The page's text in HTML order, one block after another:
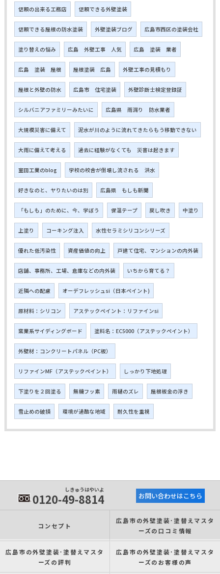
信頼の出来る工務店 信頼できる外壁塗装
信頼できる屋根の防水塗装 外壁塗装ブログ 広島市西区の塗装会社
塗り替えの悩み 広島 外壁工事 人気 広島 塗装 業者
広島 塗装 屋根 屋根塗装 広島 外壁工事の見積もり
屋根と外壁の防水 広島市 住宅塗装 外壁診断士検定登録証
シルバニアファミリーみたいに 広島県 雨漏り 防水業者
大規模災害に備えて 泥水が川のように流れてきたらもう移動できない
大雨に備えて考える 過去に経験がなくても 災害は起きます
室田工業のblog 学校の校舎が倒壊し流される 洪水
好きなのと、ヤりたいのは別 広島県 もしも新聞
「もしも」のために、今、学ぼう 保温テープ 戻し吹き 中塗り
上塗り コーキング注入 水性セラミシリコンシリーズ
優れた低汚染性 資産価値の向上 戸建て住宅、マンションの内外装
店舗、事務所、工場、倉庫などの内外装 いちから育てる？
近隣への配慮 オーデフレッシュsi（日本ペイント)
原材料：シリコン アステックペイント：リファインsi
窯業系サイディングボード 塗料名：EC5000（アステックペイント）
外壁材：コンクリートパネル（PC板）
リファインMF（アステックペイント） しっかり下地処理
下塗りを２回塗る 無機フッ素 雨樋のズレ 屋根板金の浮き
雪止めの破損 環境が過酷な地域 耐久性を重視
しきゅうはやいよ
0120-49-8814 お問い合わせはこちら
コンセプト
広島市の外壁塗装･塗替えマスタ
ーズの口コミ情報
広島市の外壁塗装･塗替えマスタ
ーズの評判
広島市の外壁塗装･塗替えマスタ
ーズのお客様の声